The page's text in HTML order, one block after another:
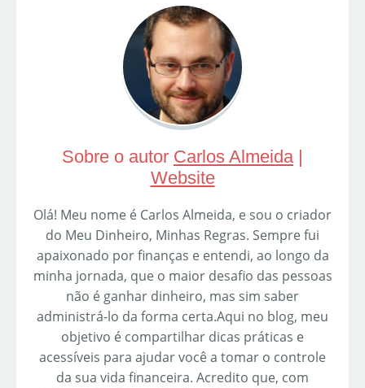
Sobre o autor Carlos Almeida|
Website
Olá! Meu nome é Carlos Almeida, e sou o criador
do Meu Dinheiro, Minhas Regras. Sempre fui
apaixonado por finanças e entendi, ao longo da
minha jornada, que o maior desafio das pessoas
não é ganhar dinheiro, mas sim saber
administrá-lo da forma certa.Aqui no blog, meu
objetivo é compartilhar dicas práticas e
acessíveis para ajudar você a tomar o controle
da sua vida financeira. Acredito que, com